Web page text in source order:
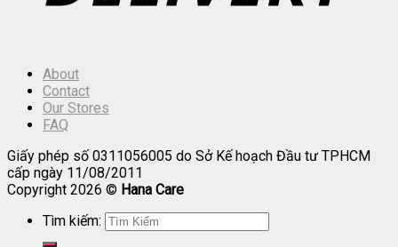
About
Contact
Our Stores
FAQ
Giấy phép số 0311056005 do Sở Kế hoạch Đầu tư TPHCM
cấp ngày 11/08/2011
Copyright 2026 © Hana Care
Tìm kiếm: